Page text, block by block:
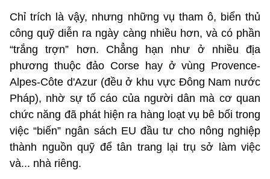
Chỉ trích là vậy, nhưng những vụ tham ô, biển thủ
công quỹ diễn ra ngày càng nhiều hơn, và có phần
“trắng trợn” hơn. Chẳng hạn như ở nhiều địa
phương thuộc đảo Corse hay ở vùng Provence-
Alpes-Côte d'Azur (đều ở khu vực Đông Nam nước
Pháp), nhờ sự tố cáo của người dân mà cơ quan
chức năng đã phát hiện ra hàng loạt vụ bê bối trong
việc “biến” ngân sách EU đầu tư cho nông nghiệp
thành nguồn quỹ để tân trang lại trụ sở làm việc
và... nhà riêng.